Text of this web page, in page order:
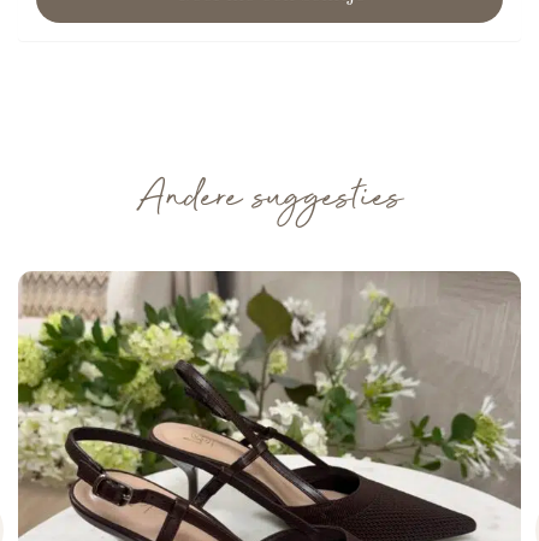
Andere suggesties